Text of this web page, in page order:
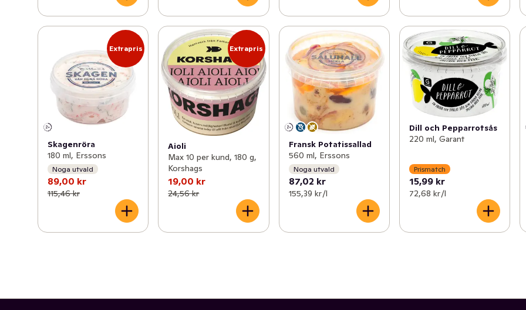
Extrapris
Skagenröra
180 ml, Erssons
Noga utvald
89,00 kr
115,46 kr
Extrapris
Aioli
Max 10 per kund, 180 g,
Korshags
19,00 kr
24,56 kr
Fransk Potatissallad
560 ml, Erssons
Noga utvald
87,02 kr
155,39 kr /l
Dill och Pepparrotsås
220 ml, Garant
Prismatch
15,99 kr
72,68 kr /l